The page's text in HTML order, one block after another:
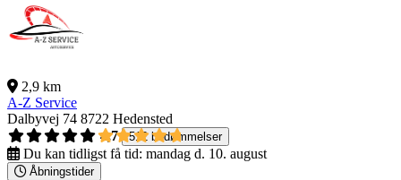
2,9 km
A-Z Service
Dalbyvej 74 8722 Hedensted
4,7
512 bedømmelser
Du kan tidligst få tid: mandag d. 10. august
Åbningstider